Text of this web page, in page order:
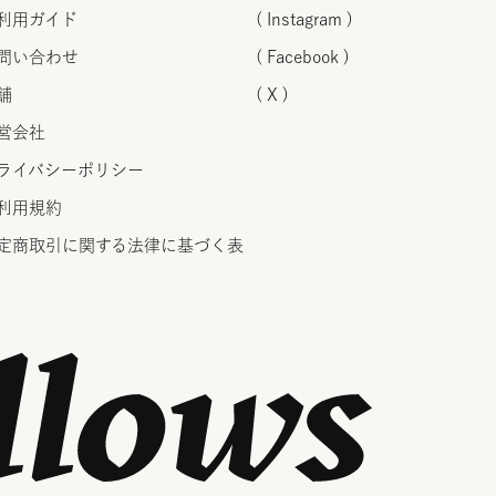
用ガイド
い合わせ
会社
イバシーポリシー
用規約
商取引に関する法律に基づく表
( Instagram )
( Facebook )
( X )